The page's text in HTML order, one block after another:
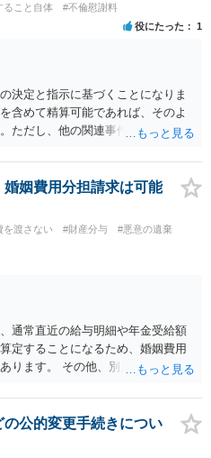
ること自体 #不倫慰謝料
役にたった 1
決定と指示に基づくことになりま
含めて精算可能であれば、そのよ
ただし、他の関連事件でも相手方
テラスへお尋ねいただいた方が確
姻費用分担請求は可能
を渡さない #財産分与
#悪意の遺棄
通常直近の給与明細や年金受給額
定することになるため、婚姻費用
ります。 その他、別居の経緯、質
います。
公的変更手続きについ